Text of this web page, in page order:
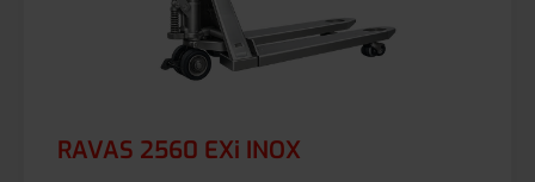
RAVAS 2560 EXi INOX